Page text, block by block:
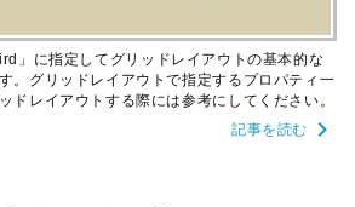
」に指定してグリッドレイアウトの基本的な
。グリッドレイアウトで指定するプロパティ一
ドレイアウトする際には参考にしてください。
記事を読む
chevron_right